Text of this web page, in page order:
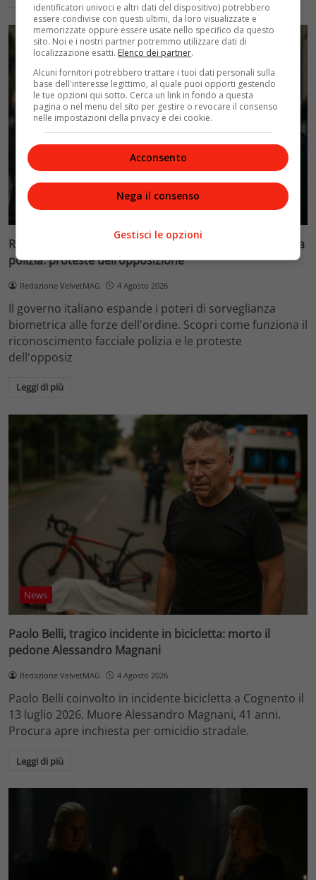
Politica
Riconoscimento facciale, il governo accelera i poteri alla
polizia: proteste dell’opposizione
Redazione VelvetMAG 4 Agosto 2026
Il governo italiano espande i poteri di sorveglianza
biometrica alle forze dell'ordine. Scopri come funziona il
riconoscimento facciale polizia e le proteste
dell'opposiz
Leggi di più
News
Paolo Belli, tragico incidente in bicicletta: morto il
pedone Alessandro Magnani
Redazione VelvetMAG 4 Agosto 2026
Paolo Belli coinvolto in incidente bicicletta a Cognento il
13 luglio 2026. Muore Alessandro Magnani, 41 anni.
Procura apre inchiesta per omicidio stradale.
Leggi di più
identificatori univoci e altri dati del dispositivo) potrebbero
essere condivise con questi ultimi, da loro visualizzate e
memorizzate oppure essere usate nello specifico da questo
sito. Noi e i nostri partner potremmo utilizzare dati di
localizzazione esatti. Elenco dei partner.
Alcuni fornitori potrebbero trattare i tuoi dati personali sulla
base dell'interesse legittimo, al quale puoi opporti gestendo
le tue opzioni qui sotto. Cerca un link in fondo a questa
pagina o nel menu del sito per gestire o revocare il consenso
nelle impostazioni della privacy e dei cookie.
Acconsento
Nega il consenso
Gestisci le opzioni